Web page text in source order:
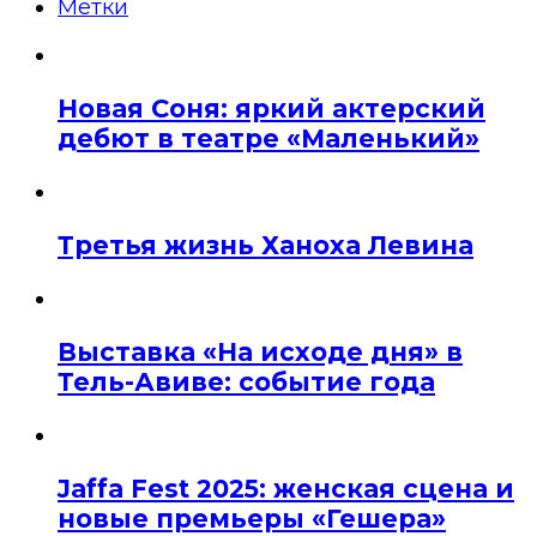
Метки
Новая Соня: яркий актерский
дебют в театре «Маленький»
Третья жизнь Ханоха Левина
Выставка «На исходе дня» в
Тель-Авиве: событие года
Jaffa Fest 2025: женская сцена и
новые премьеры «Гешера»